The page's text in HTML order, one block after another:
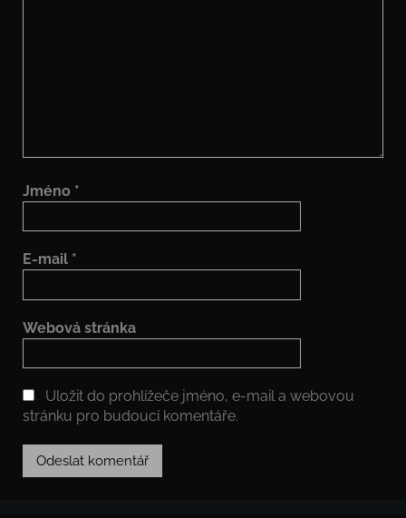
Jméno *
E-mail *
Webová stránka
Uložit do prohlížeče jméno, e-mail a webovou
stránku pro budoucí komentáře.